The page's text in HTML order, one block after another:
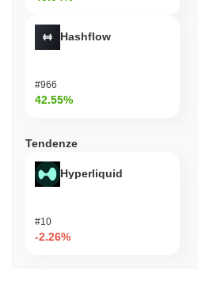
Hashflow
#966
42.55%
Tendenze
Hyperliquid
#10
-2.26%